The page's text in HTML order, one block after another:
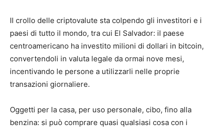
Il crollo delle criptovalute sta colpendo gli investitori e i
paesi di tutto il mondo, tra cui El Salvador: il paese
centroamericano ha investito milioni di dollari in bitcoin,
convertendoli in valuta legale da ormai nove mesi,
incentivando le persone a utilizzarli nelle proprie
transazioni giornaliere.
Oggetti per la casa, per uso personale, cibo, fino alla
benzina: si può comprare quasi qualsiasi cosa con i